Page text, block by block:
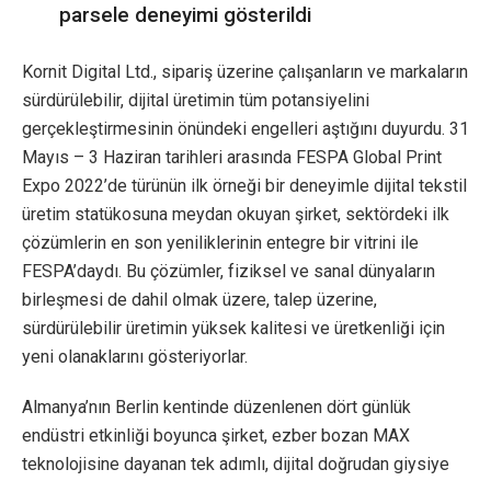
parsele deneyimi gösterildi
Kornit Digital Ltd., sipariş üzerine çalışanların ve markaların
sürdürülebilir, dijital üretimin tüm potansiyelini
gerçekleştirmesinin önündeki engelleri aştığını duyurdu. 31
Mayıs – 3 Haziran tarihleri arasında FESPA Global Print
Expo 2022’de türünün ilk örneği bir deneyimle dijital tekstil
üretim statükosuna meydan okuyan şirket, sektördeki ilk
çözümlerin en son yeniliklerinin entegre bir vitrini ile
FESPA’daydı. Bu çözümler, fiziksel ve sanal dünyaların
birleşmesi de dahil olmak üzere, talep üzerine,
sürdürülebilir üretimin yüksek kalitesi ve üretkenliği için
yeni olanaklarını gösteriyorlar.
Almanya’nın Berlin kentinde düzenlenen dört günlük
endüstri etkinliği boyunca şirket, ezber bozan MAX
teknolojisine dayanan tek adımlı, dijital doğrudan giysiye